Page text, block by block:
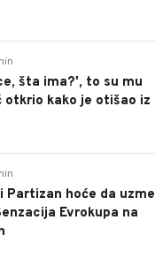
šta ima?', to su mu
otkrio kako je otišao iz
Partizan hoće da uzme
Evrokupa na